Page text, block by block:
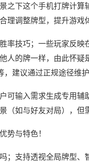
之下这个手机打牌计
理调整牌型，提升游戏
率技巧；一些玩家反映
人的牌一样，由此怀
建议通过正规途径维护
可输入需求生成专用
（如与好友对局），但
势与特色！
；支持透视全局牌型